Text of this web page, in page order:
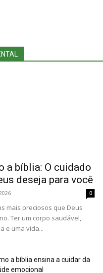
a bíblia: O cuidado
deseja para você
0
mais preciosos que Deus
Ter um corpo saudável,
e uma vida...
a bíblia ensina a cuidar da
emocional